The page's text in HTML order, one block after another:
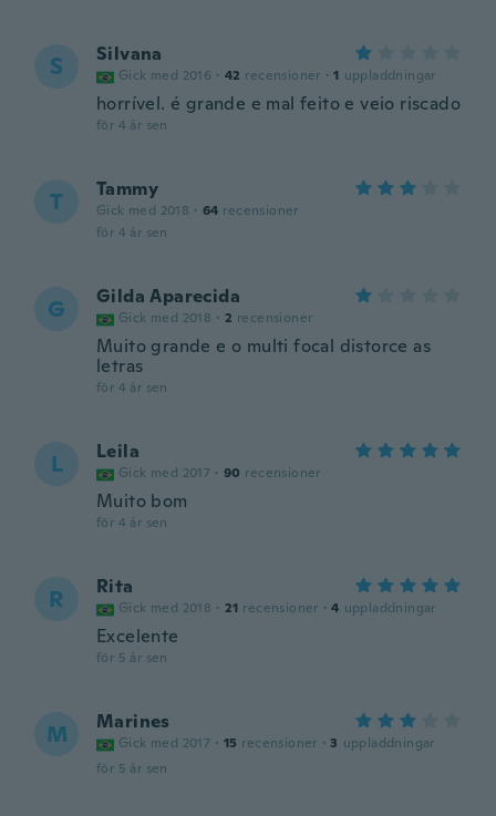
S Silvana
Gick med 2016 · 42 recensioner · 1 uppladdningar
horrível. é grande e mal feito e veio riscado
för 4 år sen
T Tammy
Gick med 2018 · 64 recensioner
för 4 år sen
G Gilda Aparecida
Gick med 2018 · 2 recensioner
Muito grande e o multi focal distorce as
letras
för 4 år sen
L Leila
Gick med 2017 · 90 recensioner
Muito bom
för 4 år sen
R Rita
Gick med 2018 · 21 recensioner · 4 uppladdningar
Excelente
för 5 år sen
M Marines
Gick med 2017 · 15 recensioner · 3 uppladdningar
för 5 år sen